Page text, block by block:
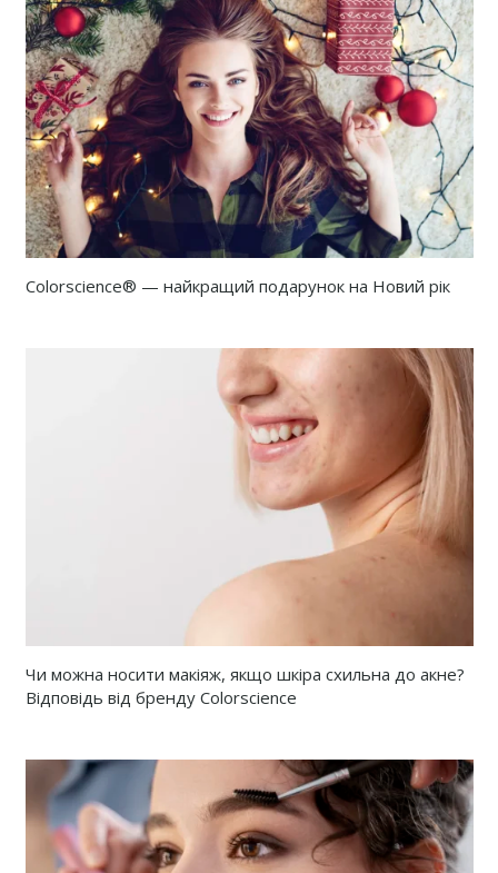
Colorscience® — найкращий подарунок на Новий рік
Чи можна носити макіяж, якщо шкіра схильна до акне?
Відповідь від бренду Colorscience